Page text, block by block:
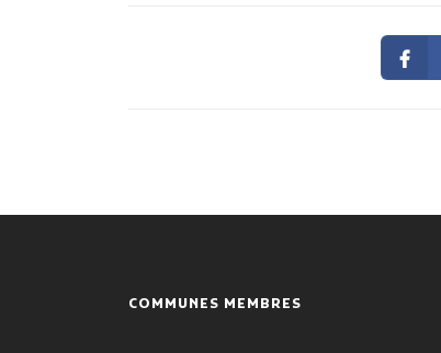
COMMUNES MEMBRES